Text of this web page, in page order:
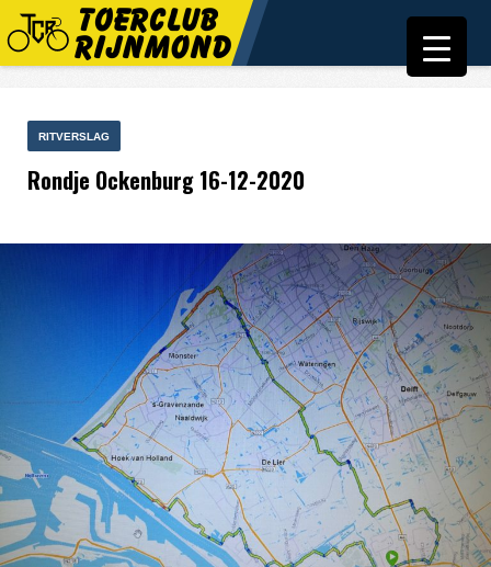
RITVERSLAG
Rondje Ockenburg 16-12-2020